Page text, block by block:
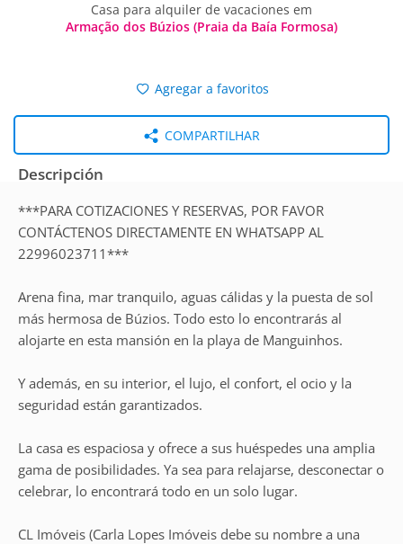
Casa para alquiler de vacaciones em
Armação dos Búzios (Praia da Baía Formosa)
Agregar a favoritos
COMPARTILHAR
Descripción
***PARA COTIZACIONES Y RESERVAS, POR FAVOR
CONTÁCTENOS DIRECTAMENTE EN WHATSAPP AL
22996023711***
Arena fina, mar tranquilo, aguas cálidas y la puesta de sol
más hermosa de Búzios. Todo esto lo encontrarás al
alojarte en esta mansión en la playa de Manguinhos.
Y además, en su interior, el lujo, el confort, el ocio y la
seguridad están garantizados.
La casa es espaciosa y ofrece a sus huéspedes una amplia
gama de posibilidades. Ya sea para relajarse, desconectar o
celebrar, lo encontrará todo en un solo lugar.
CL Imóveis (Carla Lopes Imóveis debe su nombre a una